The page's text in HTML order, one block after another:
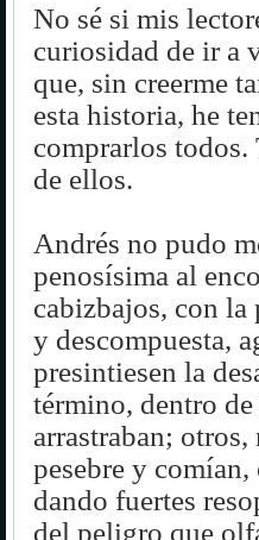
No sé si mis
curiosidad de ir a
que, sin creerme
esta historia, he
comprarlos todos.
de ellos.
Andrés no pudo
penosísima al
cabizbajos, con la
y descompuesta,
presintiesen la
término, dentro
arrastraban;
pesebre y
dando fuertes
del peligro que